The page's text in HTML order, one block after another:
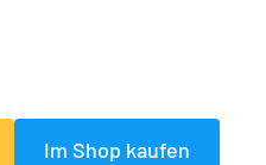
Im Shop kaufen